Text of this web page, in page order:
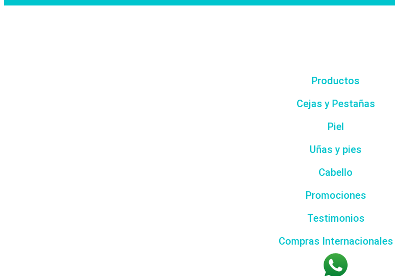
Productos
Cejas y Pestañas
Piel
Uñas y pies
Cabello
Promociones
Testimonios
Compras Internacionales